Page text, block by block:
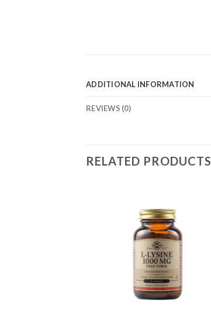
ADDITIONAL INFORMATION
REVIEWS (0)
RELATED PRODUCTS